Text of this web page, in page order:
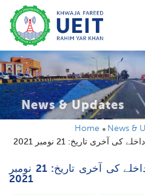
News & Updates
Home
News &
آخری تاریخ: 21 نومبر 2021
ای-روزگار ٹریننگ پروگرام داخلے کی آخری تاریخ: 21 نومبر
2021